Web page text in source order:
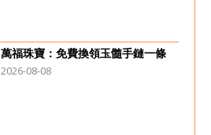
萬福珠寶：免費換領玉髓手鏈一條
2026-08-08